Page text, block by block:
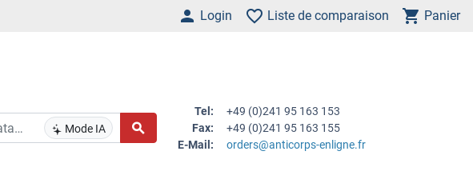
Login Liste de comparaison Panier
Mode IA
Tel:
+49 (0)241 95 163 153
Fax:
+49 (0)241 95 163 155
E-Mail:
orders@anticorps-enligne.fr